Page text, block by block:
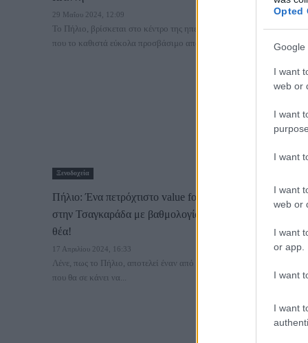
Opted
Google
I want
web or
I want
I want
I want
web or
I want
or app.
I want
I want
29 Μαΐου 2024, 12:09
Το Πήλιο, βρίσκεται στο κέντρο της ηπειρωτικής Ελλάδας, γεγονός
που το καθιστά εύκολα προσβάσιμο από...
Ξενοδοχεία
Πήλιο: Ένα πετρόχτιστο value for money ξενοδοχείο
στην Τσαγκαράδα με βαθμολογία 9,8 και συγκλονιστική
θέα!
17 Απριλίου 2024, 16:33
Λένε, πως το Πήλιο, αποτελεί έναν από εκείνους τους προορισμούς
που θα σε κάνει να...